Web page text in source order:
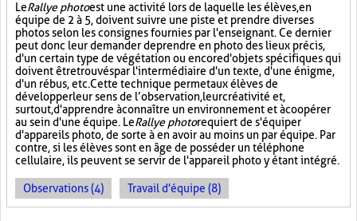
LeRallye photoest une activité lors de laquelle les élèves, en
équipe de 2 à 5, doivent suivre une piste et prendre diverses
photos selon les consignes fournies par l'enseignant. Ce dernier
peut donc leur demander de prendre en photo des lieux précis,
d'un certain type de végétation ou encore d'objets spécifiques qui
doivent être trouvés par l'intermédiaire d'un texte, d'une énigme,
d'un rébus, etc. Cette technique permet aux élèves de
développer leur sens de l’observation, leur créativité et,
surtout, d'apprendre à connaître un environnement et à coopérer
au sein d'une équipe. LeRallye photorequiert de s'équiper
d'appareils photo, de sorte à en avoir au moins un par équipe. Par
contre, si les élèves sont en âge de posséder un téléphone
cellulaire, ils peuvent se servir de l'appareil photo y étant intégré.
Observations (4) Travail d'équipe (8)